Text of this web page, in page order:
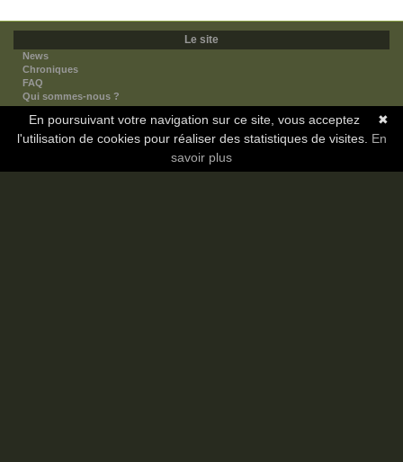
Le site
News
Chroniques
FAQ
Qui sommes-nous ?
Nos partenaires
Faites-nous connaitre
Nous contacter
✖
En poursuivant votre navigation sur ce site, vous acceptez
l'utilisation de cookies pour réaliser des statistiques de visites. En
savoir plus